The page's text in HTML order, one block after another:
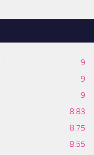
9
9
9
8.83
8.75
8.55